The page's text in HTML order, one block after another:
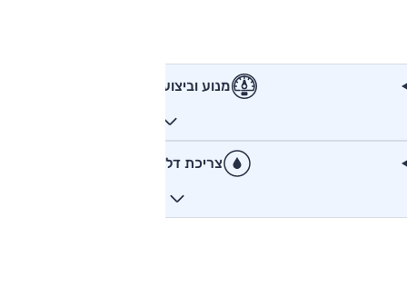
מנוע וביצועים
צריכת דלק